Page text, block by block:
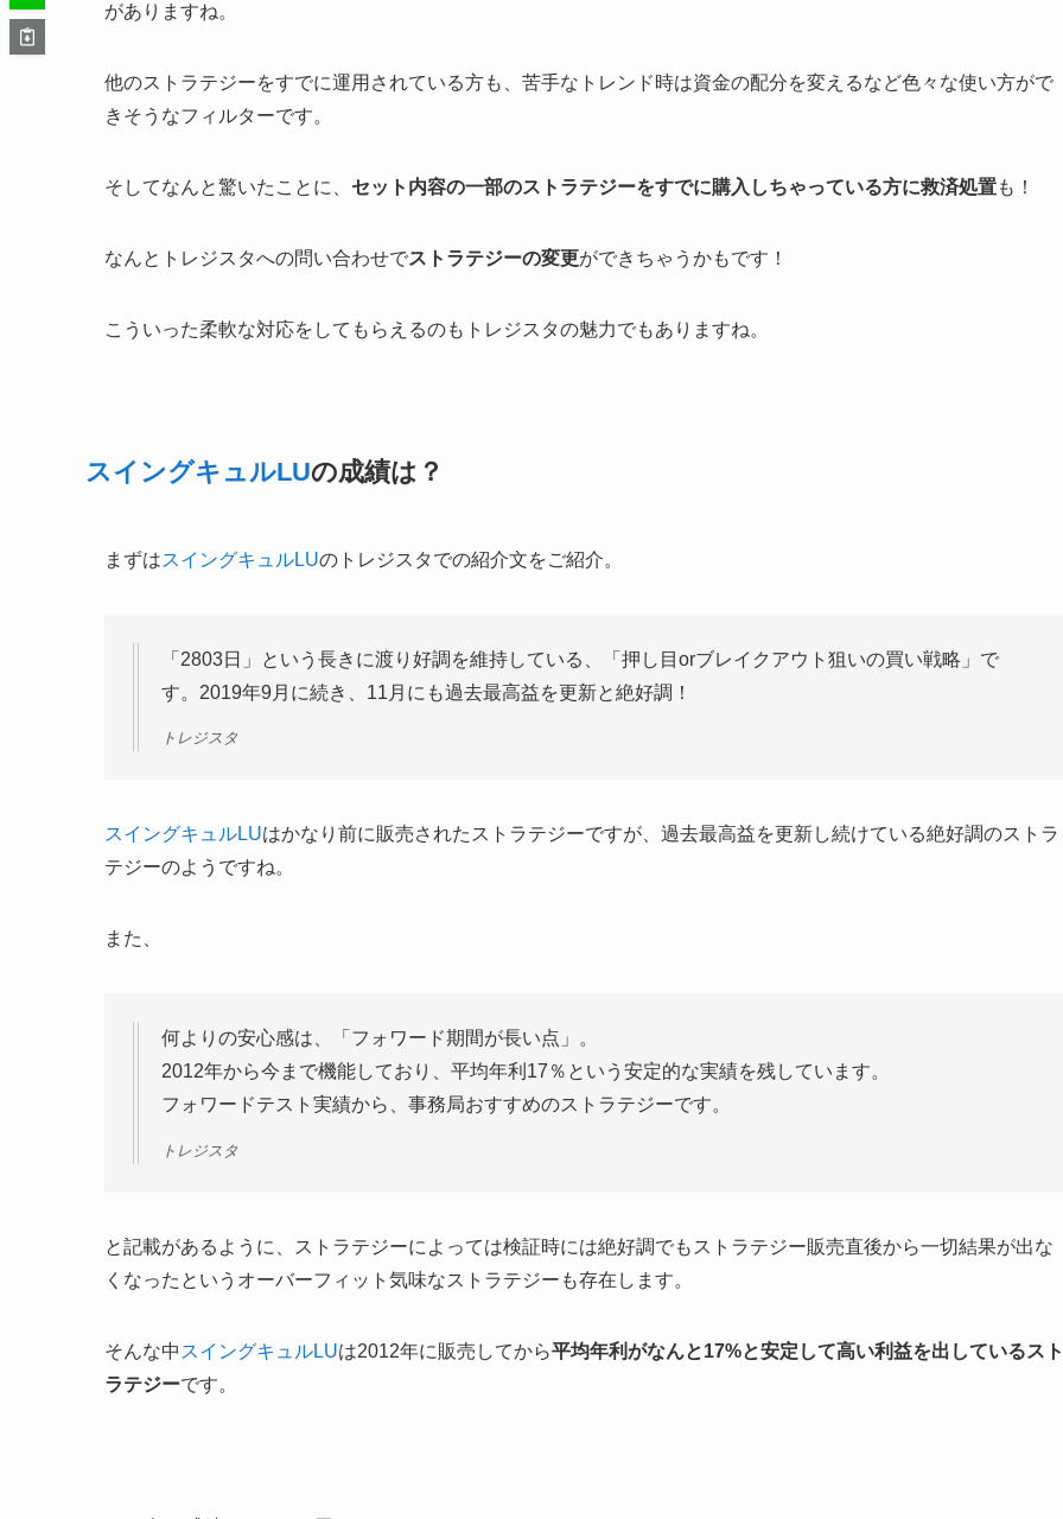
がありますね。
他のストラテジーをすでに運用されている方も、苦手なトレンド時は資金の配分を変えるなど色々な使い方がで
きそうなフィルターです。
そしてなんと驚いたことに、 セット内容の一部のストラテジーをすでに購入しちゃっている方に救済処置も！
なんとトレジスタへの問い合わせでストラテジーの変更ができちゃうかもです！
こういった柔軟な対応をしてもらえるのもトレジスタの魅力でもありますね。
スイングキュルLUの成績は？
まずはスイングキュルLUのトレジスタでの紹介文をご紹介。
「2803日」という長きに渡り好調を維持している、「押し目orブレイクアウト狙いの買い戦略」で
す。2019年9月に続き、11月にも過去最高益を更新と絶好調！
トレジスタ
スイングキュルLUはかなり前に販売されたストラテジーですが、過去最高益を更新し続けている絶好調のストラ
テジーのようですね。
また、
何よりの安心感は、「フォワード期間が長い点」。
2012年から今まで機能しており、平均年利17％という安定的な実績を残しています。
フォワードテスト実績から、事務局おすすめのストラテジーです。
トレジスタ
と記載があるように、ストラテジーによっては検証時には絶好調でもストラテジー販売直後から一切結果が出な
くなったというオーバーフィット気味なストラテジーも存在します。
そんな中 スイングキュルLUは2012年に販売してから平均年利がなんと17%と安定して高い利益を出しているスト
ラテジーです。